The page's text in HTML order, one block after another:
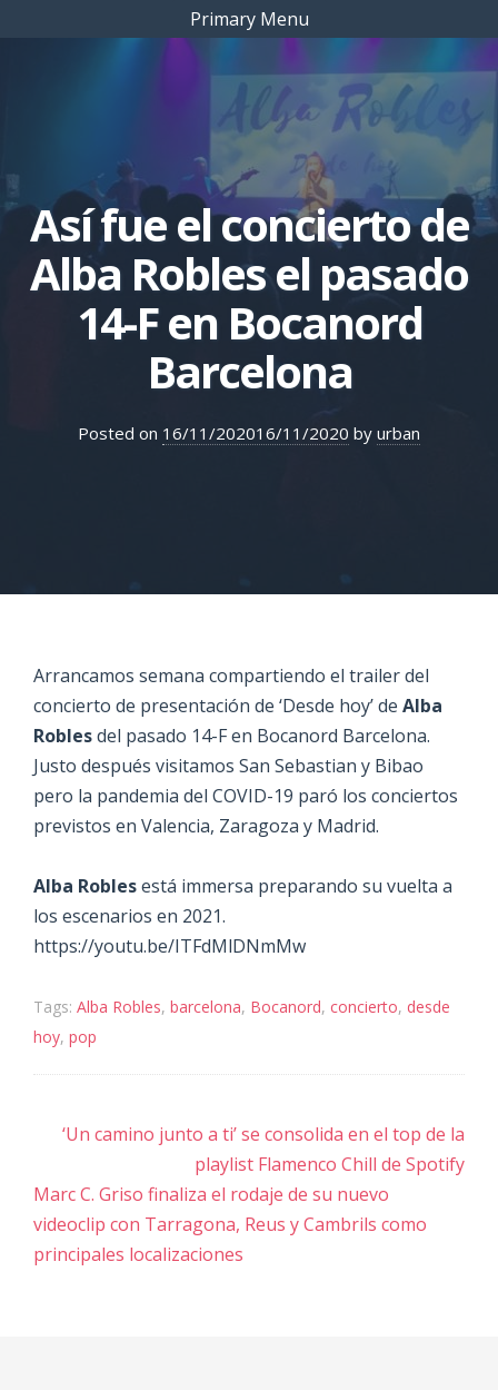
Primary Menu
Así fue el concierto de
Alba Robles el pasado
14-F en Bocanord
Barcelona
Posted on 16/11/202016/11/2020 by urban
Arrancamos semana compartiendo el trailer del
concierto de presentación de ‘Desde hoy’ de Alba
Roblesdel pasado 14-F en Bocanord Barcelona.
Justo después visitamos San Sebastian y Bibao
pero la pandemia del COVID-19 paró los conciertos
previstos en Valencia, Zaragoza y Madrid.
Alba Roblesestá immersa preparando su vuelta a
los escenarios en 2021.
https://youtu.be/ITFdMlDNmMw
Tags: Alba Robles, barcelona, Bocanord, concierto, desde
hoy, pop
Navegación
entradas
‘Un camino junto a ti’ se consolida en el top de la
playlist Flamenco Chill de Spotify
Marc C. Griso finaliza el rodaje de su nuevo
videoclip con Tarragona, Reus y Cambrils como
principales localizaciones